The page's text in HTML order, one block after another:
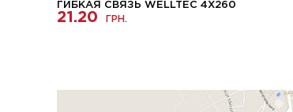
ГИБКАЯ СВЯЗЬ WELLTEC 4X260
21.20 ГРН.